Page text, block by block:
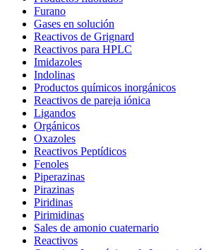
Furano
Gases en solución
Reactivos de Grignard
Reactivos para HPLC
Imidazoles
Indolinas
Productos químicos inorgánicos
Reactivos de pareja iónica
Ligandos
Orgánicos
Oxazoles
Reactivos Peptídicos
Fenoles
Piperazinas
Pirazinas
Piridinas
Pirimidinas
Sales de amonio cuaternario
Reactivos